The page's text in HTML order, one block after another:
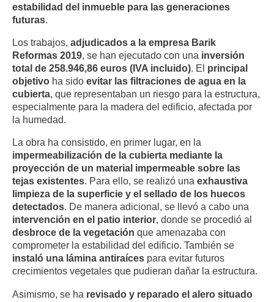
estabilidad del inmueble para las generaciones
futuras.
Los trabajos, adjudicados a la empresa Barik
Reformas 2019, se han ejecutado con una inversión
total de 258.946,86 euros (IVA incluido). El principal
objetivo ha sido evitar las filtraciones de agua en la
cubierta, que representaban un riesgo para la estructura,
especialmente para la madera del edificio, afectada por
la humedad.
La obra ha consistido, en primer lugar, en la
impermeabilización de la cubierta mediante la
proyección de un material impermeable sobre las
tejas existentes. Para ello, se realizó una exhaustiva
limpieza de la superficie y el sellado de los huecos
detectados. De manera adicional, se llevó a cabo una
intervención en el patio interior, donde se procedió al
desbroce de la vegetación que amenazaba con
comprometer la estabilidad del edificio. También se
instaló una lámina antiraíces para evitar futuros
crecimientos vegetales que pudieran dañar la estructura.
Asimismo, se ha revisado y reparado el alero situado